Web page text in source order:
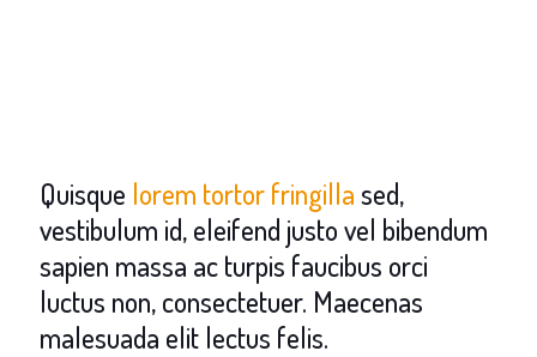
Quisque lorem tortor fringillased,
vestibulum id, eleifend justo vel bibendum
sapien massa ac turpis faucibus orci
luctus non, consectetuer. Maecenas
malesuada elit lectus felis.